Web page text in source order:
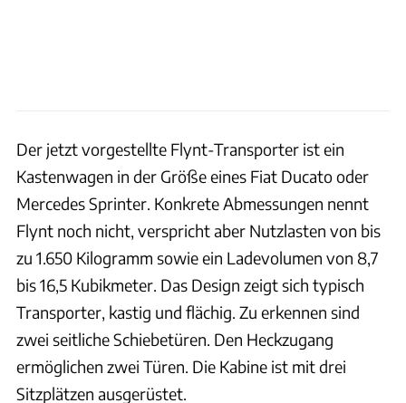
Der jetzt vorgestellte Flynt-Transporter ist ein
Kastenwagen in der Größe eines Fiat Ducato oder
Mercedes Sprinter. Konkrete Abmessungen nennt
Flynt noch nicht, verspricht aber Nutzlasten von bis
zu 1.650 Kilogramm sowie ein Ladevolumen von 8,7
bis 16,5 Kubikmeter. Das Design zeigt sich typisch
Transporter, kastig und flächig. Zu erkennen sind
zwei seitliche Schiebetüren. Den Heckzugang
ermöglichen zwei Türen. Die Kabine ist mit drei
Sitzplätzen ausgerüstet.